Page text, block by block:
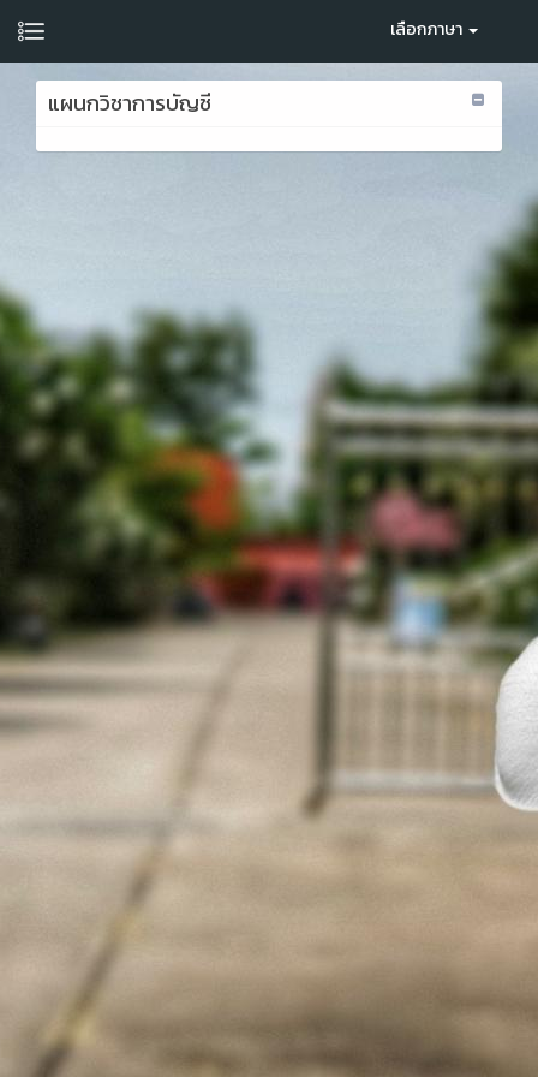
เลือกภาษา
แผนกวิชาการบัญชี